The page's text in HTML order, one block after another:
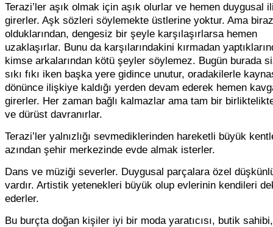
Terazi’ler aşık olmak için aşık olurlar ve hemen duygusal
girerler. Aşk sözleri söylemekte üstlerine yoktur. Ama
olduklarından, dengesiz bir şeyle karşılaşırlarsa hemen
uzaklaşırlar. Bunu da karşılarındakini kırmadan
kimse arkalarından kötü şeyler söylemez. Bugün burada
sıkı fıkı iken başka yere gidince unutur, oradakilerle
dönünce ilişkiye kaldığı yerden devam ederek hemen
girerler. Her zaman bağlı kalmazlar ama tam bir
ve dürüst davranırlar.
Terazi’ler yalnızlığı sevmediklerinden hareketli büyük
azından şehir merkezinde evde almak isterler.
Dans ve müziği severler. Duygusal parçalara özel
vardır. Artistik yetenekleri büyük olup evlerinin kendileri
ederler.
Bu burçta doğan kişiler iyi bir moda yaratıcısı, butik